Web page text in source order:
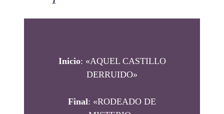
Inicio: «AQUEL CASTILLO
DERRUIDO»
Final: «RODEADO DE